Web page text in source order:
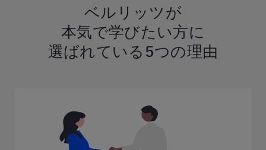
ベルリッツが
本気で学びたい方に
選ばれている 5つの理由